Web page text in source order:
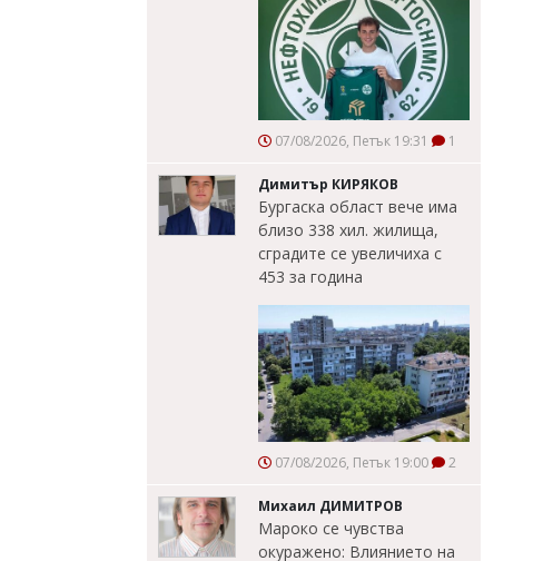
07/08/2026, Петък 19:31 1
Димитър КИРЯКОВ
Бургаска област вече има
близо 338 хил. жилища,
сградите се увеличиха с
453 за година
07/08/2026, Петък 19:00 2
Михаил ДИМИТРОВ
Мароко се чувства
окуражено: Влиянието на